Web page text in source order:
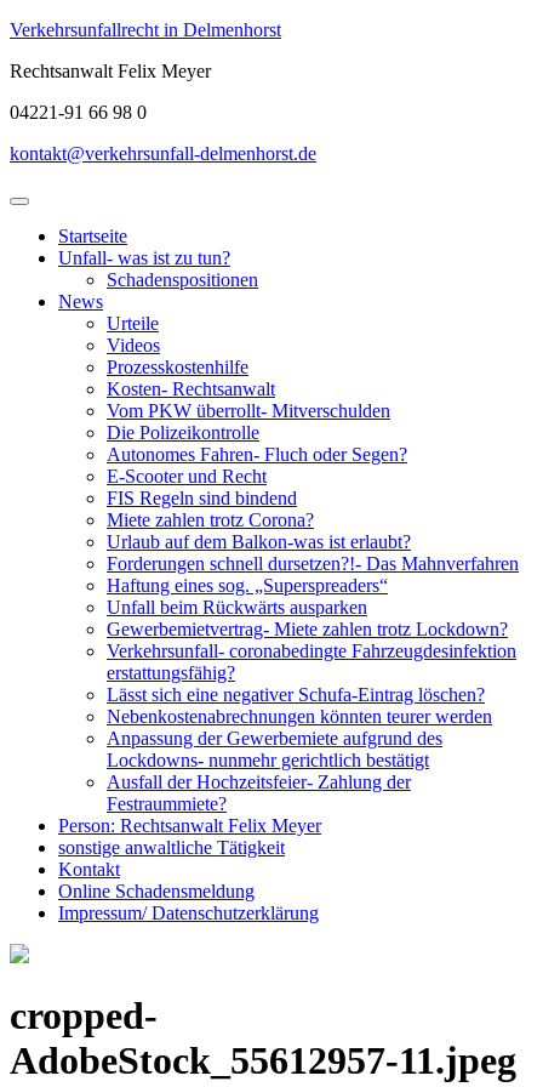
Skip
content
Verkehrsunfallrecht in Delmenhorst
Rechtsanwalt Felix Meyer
04221-91 66 98 0
kontakt@verkehrsunfall-delmenhorst.de
Open
Startseite
Unfall- was ist zu tun?
Schadenspositionen
News
Urteile
Videos
Prozesskostenhilfe
Kosten- Rechtsanwalt
Vom PKW überrollt- Mitverschulden
Die Polizeikontrolle
Autonomes Fahren- Fluch oder Segen?
E-Scooter und Recht
FIS Regeln sind bindend
Miete zahlen trotz Corona?
Urlaub auf dem Balkon-was ist erlaubt?
Forderungen schnell dursetzen?!- Das Mahnverfahren
Haftung eines sog. „Superspreaders“
Unfall beim Rückwärts ausparken
Gewerbemietvertrag- Miete zahlen trotz Lockdown?
Verkehrsunfall- coronabedingte Fahrzeugdesinfektion
erstattungsfähig?
Lässt sich eine negativer Schufa-Eintrag löschen?
Nebenkostenabrechnungen könnten teurer werden
Anpassung der Gewerbemiete aufgrund des
Lockdowns- nunmehr gerichtlich bestätigt
Ausfall der Hochzeitsfeier- Zahlung der
Festraummiete?
Person: Rechtsanwalt Felix Meyer
sonstige anwaltliche Tätigkeit
Kontakt
Online Schadensmeldung
Impressum/ Datenschutzerklärung
Close
cropped-
AdobeStock_55612957-11.jpeg